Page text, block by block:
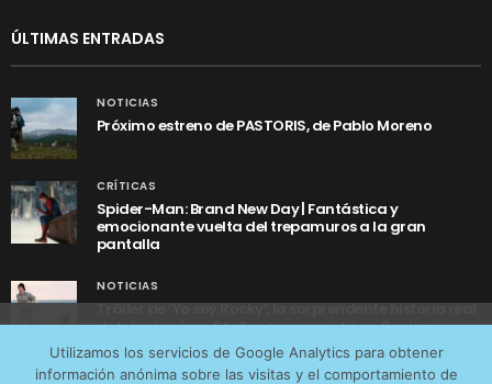
ÚLTIMAS ENTRADAS
NOTICIAS
Próximo estreno de PASTORIS, de Pablo Moreno
CRÍTICAS
Spider-Man: Brand New Day | Fantástica y
emocionante vuelta del trepamuros a la gran
pantalla
NOTICIAS
Tráiler de ‘Yo soy Rocky’, la sorprendente historia real
detrás de cómo Stallone se convirtió en Rocky
Utilizamos los servicios de Google Analytics para obtener
información anónima sobre las visitas y el comportamiento de
tráfico web que recibimos y conocer los servicios que